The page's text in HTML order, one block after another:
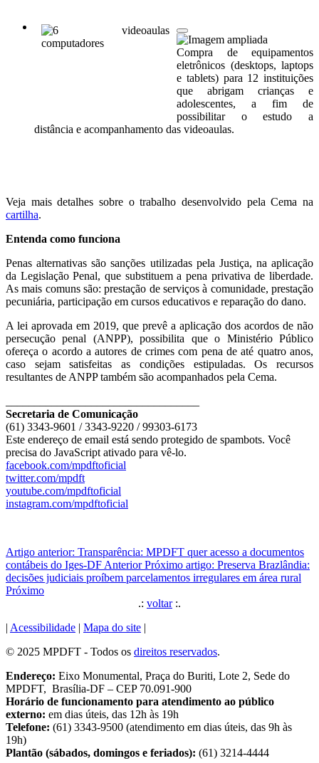
Compra de equipamentos
eletrônicos (desktops, laptops
e tablets) para 12 instituições
que abrigam crianças e
adolescentes, a fim de
possibilitar o estudo a
distância e acompanhamento das videoaulas.
Veja mais detalhes sobre o trabalho desenvolvido pela Cema na
cartilha.
Entenda como funciona
Penas alternativas são sanções utilizadas pela Justiça, na aplicação
da Legislação Penal, que substituem a pena privativa de liberdade.
As mais comuns são: prestação de serviços à comunidade, prestação
pecuniária, participação em cursos educativos e reparação do dano.
A lei aprovada em 2019, que prevê a aplicação dos acordos de não
persecução penal (ANPP), possibilita que o Ministério Público
ofereça o acordo a autores de crimes com pena de até quatro anos,
caso sejam satisfeitas as condições estipuladas. Os recursos
resultantes de ANPP também são acompanhados pela Cema.
Secretaria de Comunicação
(61) 3343-9601 / 3343-9220 / 99303-6173
Este endereço de email está sendo protegido de spambots. Você
precisa do JavaScript ativado para vê-lo.
facebook.com/mpdftoficial
twitter.com/mpdft
youtube.com/mpdftoficial
instagram.com/mpdftoficial
Artigo anterior: Transparência: MPDFT quer acesso a documentos
contábeis do Iges-DF Anterior Próximo artigo: Preserva Brazlândia:
decisões judiciais proíbem parcelamentos irregulares em área rural
Próximo
.: voltar:.
| Acessibilidade | Mapa do site |
© 2025 MPDFT - Todos os direitos reservados.
Endereço: Eixo Monumental, Praça do Buriti, Lote 2, Sede do
MPDFT, Brasília-DF – CEP 70.091-900
Horário de funcionamento para atendimento ao público
externo: em dias úteis, das 12h às 19h
Telefone: (61) 3343-9500 (atendimento em dias úteis, das 9h às
19h)
Plantão (sábados, domingos e feriados): (61) 3214-4444